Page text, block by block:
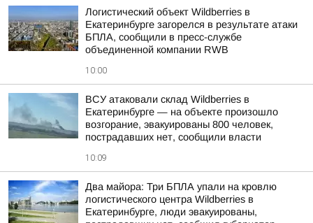
Логистический объект Wildberries в
Екатеринбурге загорелся в результате атаки
БПЛА, сообщили в пресс-службе
объединенной компании RWB
10:00
ВСУ атаковали склад Wildberries в
Екатеринбурге — на объекте произошло
возгорание, эвакуированы 800 человек,
пострадавших нет, сообщили власти
10:09
Два майора: Три БПЛА упали на кровлю
логистического центра Wildberries в
Екатеринбурге, люди эвакуированы,